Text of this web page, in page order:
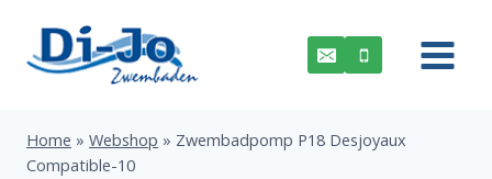
inhoud
Home » Webshop » Zwembadpomp P18 Desjoyaux
Compatible-10